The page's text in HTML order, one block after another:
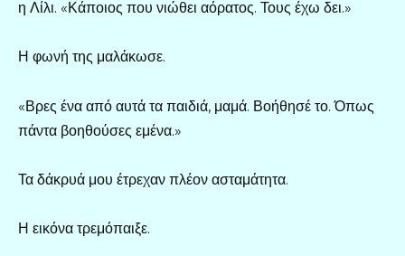
η Λίλι. «Κάποιος που νιώθει αόρατος. Τους έχω δει.»
Η φωνή της μαλάκωσε.
«Βρες ένα από αυτά τα παιδιά, μαμά. Βοήθησέ το. Όπως
πάντα βοηθούσες εμένα.»
Τα δάκρυά μου έτρεχαν πλέον ασταμάτητα.
Η εικόνα τρεμόπαιξε.